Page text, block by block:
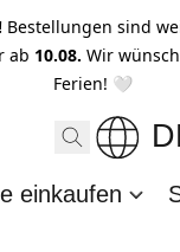
Bestellungen sind
ab 10.08. Wir
Ferien! 🤍
einkaufen